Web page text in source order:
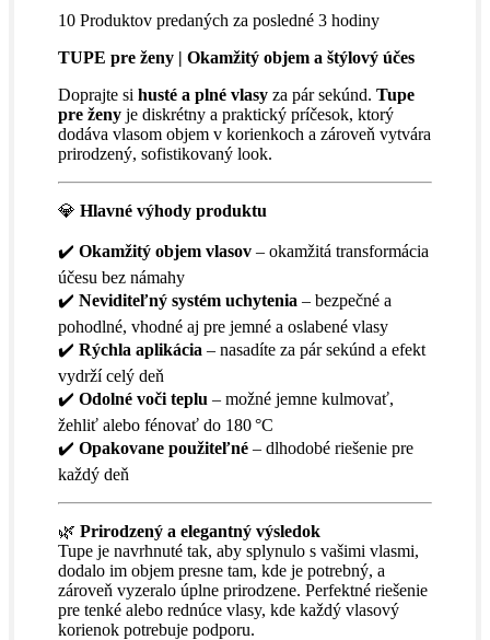
10 Produktov predaných za posledné 3 hodiny
TUPE pre ženy | Okamžitý objem a štýlový účes
Doprajte si husté a plné vlasy za pár sekúnd. Tupe
pre ženy je diskrétny a praktický príčesok, ktorý
dodáva vlasom objem v korienkoch a zároveň vytvára
prirodzený, sofistikovaný look.
💎 Hlavné výhody produktu
✔️ Okamžitý objem vlasov – okamžitá transformácia
účesu bez námahy
✔️ Neviditeľný systém uchytenia – bezpečné a
pohodlné, vhodné aj pre jemné a oslabené vlasy
✔️ Rýchla aplikácia – nasadíte za pár sekúnd a efekt
vydrží celý deň
✔️ Odolné voči teplu – možné jemne kulmovať,
žehliť alebo fénovať do 180 °C
✔️ Opakovane použiteľné – dlhodobé riešenie pre
každý deň
🌿 Prirodzený a elegantný výsledok
Tupe je navrhnuté tak, aby splynulo s vašimi vlasmi,
dodalo im objem presne tam, kde je potrebný, a
zároveň vyzeralo úplne prirodzene. Perfektné riešenie
pre tenké alebo rednúce vlasy, kde každý vlasový
korienok potrebuje podporu.